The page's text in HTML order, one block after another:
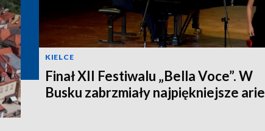
KIELCE
Finał XII Festiwalu „Bella Voce”. W
Busku zabrzmiały najpiękniejsze arie